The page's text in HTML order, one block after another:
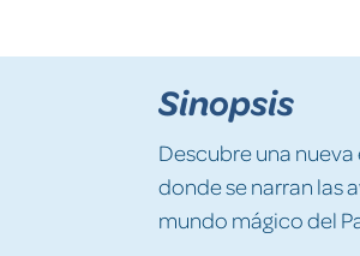
Sinopsis
Descubre una
donde se narran las
mundo mágico del